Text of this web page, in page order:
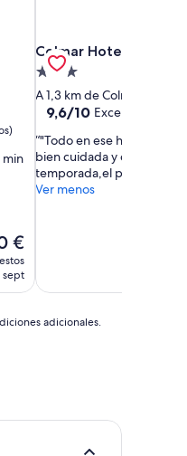
min
€
sept
Colmar Hotel
Colmar Hotel
Alojamiento
de
3.0 estrellas
A 1,3 km de Colmar
9.6
10,
Excepcional,
(1.002 comentarios)
9,6/10 Excepcional
"Todo en ese hotel fue
bien cuidada y decorada
temporada,el personal
Ver menos
adicionales.